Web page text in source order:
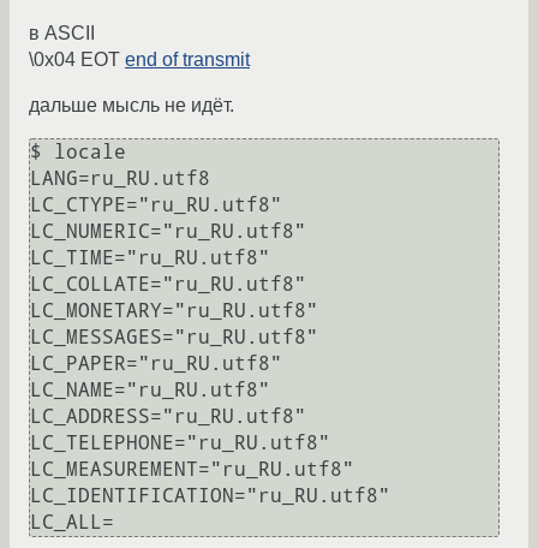
в ASCII
\0x04 EOT end of transmit
дальше мысль не идёт.
$ locale
LANG=ru_RU.utf8
LC_CTYPE="ru_RU.utf8"
LC_NUMERIC="ru_RU.utf8"
LC_TIME="ru_RU.utf8"
LC_COLLATE="ru_RU.utf8"
LC_MONETARY="ru_RU.utf8"
LC_MESSAGES="ru_RU.utf8"
LC_PAPER="ru_RU.utf8"
LC_NAME="ru_RU.utf8"
LC_ADDRESS="ru_RU.utf8"
LC_TELEPHONE="ru_RU.utf8"
LC_MEASUREMENT="ru_RU.utf8"
LC_IDENTIFICATION="ru_RU.utf8"
LC_ALL=